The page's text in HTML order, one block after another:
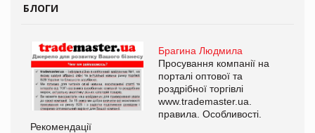
БЛОГИ
Брагина Людмила
Просування компанії на
порталі оптової та
роздрібної торгівлі
www.trademaster.ua.
правила. Особливості.
Рекомендації